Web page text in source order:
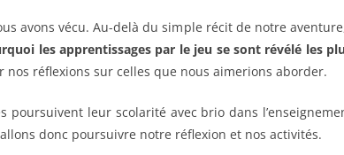
avons vécu. Au-delà du simple récit de notre
les apprentissages par le jeu se sont révélé les
réflexions sur celles que nous aimerions aborder.
poursuivent leur scolarité avec brio dans
donc poursuivre notre réflexion et nos activités.